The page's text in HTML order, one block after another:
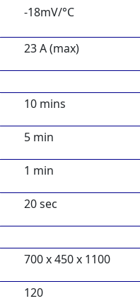
-18mV/°C
23 A (max)
10 mins
5 min
1 min
20 sec
700 x 450 x 1100
120